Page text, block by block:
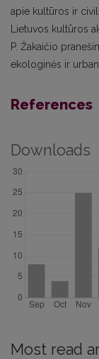
apie kultūros ir
Lietuvos kultūros
P. Žakaičio
ekologinės ir
References
Downloads
Most read